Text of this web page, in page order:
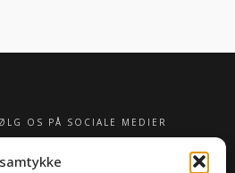
OS PÅ SOCIALE MEDIER